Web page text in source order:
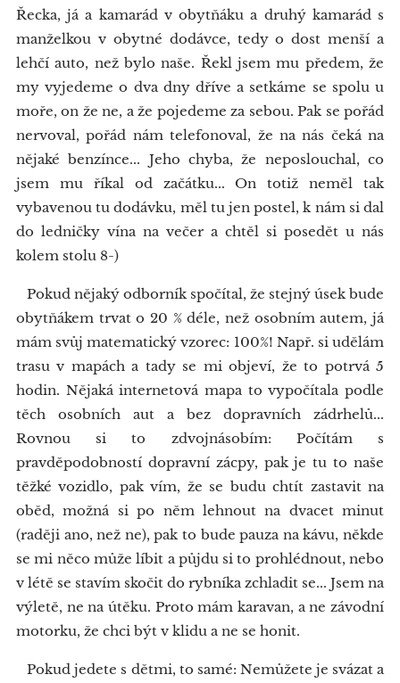
Řecka, já a kamarád v obytňáku a druhý kamarád s
manželkou v obytné dodávce, tedy o dost menší a
lehčí auto, než bylo naše. Řekl jsem mu předem, že
my vyjedeme o dva dny dříve a setkáme se spolu u
moře, on že ne, a že pojedeme za sebou. Pak se pořád
nervoval, pořád nám telefonoval, že na nás čeká na
nějaké benzínce... Jeho chyba, že neposlouchal, co
jsem mu říkal od začátku... On totiž neměl tak
vybavenou tu dodávku, měl tu jen postel, k nám si dal
do ledničky vína na večer a chtěl si posedět u nás
kolem stolu 8-)
Pokud nějaký odborník spočítal, že stejný úsek bude
obytňákem trvat o 20 % déle, než osobním autem, já
mám svůj matematický vzorec: 100%! Např. si udělám
trasu v mapách a tady se mi objeví, že to potrvá 5
hodin. Nějaká internetová mapa to vypočítala podle
těch osobních aut a bez dopravních zádrhelů...
Rovnou si to zdvojnásobím: Počítám s
pravděpodobností dopravní zácpy, pak je tu to naše
těžké vozidlo, pak vím, že se budu chtít zastavit na
oběd, možná si po něm lehnout na dvacet minut
(raději ano, než ne), pak to bude pauza na kávu, někde
se mi něco může líbit a půjdu si to prohlédnout, nebo
v létě se stavím skočit do rybníka zchladit se... Jsem na
výletě, ne na útěku. Proto mám karavan, a ne závodní
motorku, že chci být v klidu a ne se honit.
Pokud jedete s dětmi, to samé: Nemůžete je svázat a